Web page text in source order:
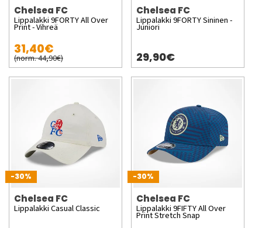
Chelsea FC
Lippalakki 9FORTY All Over
Print - Vihreä
31,40€
(norm. 44,90€)
Chelsea FC
Lippalakki 9FORTY Sininen -
Juniori
29,90€
-30%
Chelsea FC
Lippalakki Casual Classic
-30%
Chelsea FC
Lippalakki 9FIFTY All Over
Print Stretch Snap